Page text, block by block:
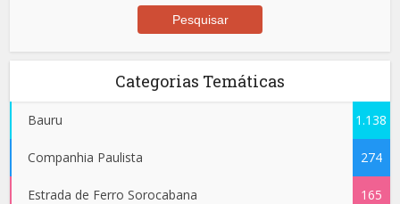
Categorias Temáticas
Bauru 1.138
Companhia Paulista 274
Estrada de Ferro Sorocabana 165